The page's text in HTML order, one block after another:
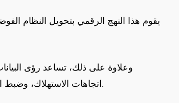
يقوم هذا النهج الرقمي بتحويل النظام
وعلاوة على ذلك، تساعد رؤى
اتجاهات الاستهلاك، وضبط المخزون في الوقت الفعلي، مما يضيف الذكاء إلى الجماليات.